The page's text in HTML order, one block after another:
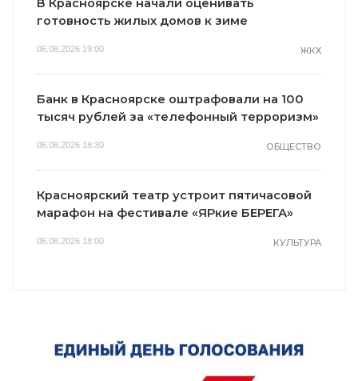
В Красноярске начали оценивать
готовность жилых домов к зиме
06.08.2026 19:00 ЖКХ
Банк в Красноярске оштрафовали на 100
тысяч рублей за «телефонный терроризм»
06.08.2026 18:30 ОБЩЕСТВО
Красноярский театр устроит пятичасовой
марафон на фестивале «ЯРкие БЕРЕГА»
06.08.2026 18:00 КУЛЬТУРА